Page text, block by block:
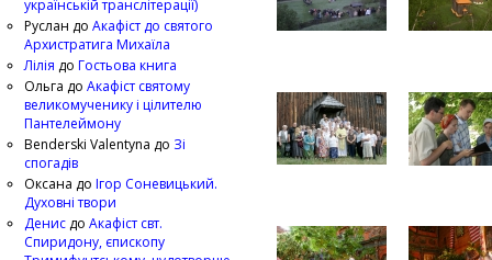
українській транслітерації)
Руслан до Акафіст до святого
Архистратига Михаїла
Лілія до Гостьова книга
Ольга до Акафіст святому
великомученику і цілителю
Пантелеймону
Benderski Valentyna до Зі
спогадів
Оксана до Ігор Соневицький.
Духовні твори
Денис до Акафіст свт.
Спиридону, єпископу